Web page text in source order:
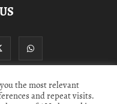
Us
the most relevant
and repeat visits.